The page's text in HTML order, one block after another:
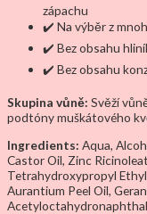
zápachu
✔️ Na výběr z
✔️ Bez obsahu
✔️ Bez obsahu
Skupina vůně: Svěží
podtóny muškátového
Ingredients: Aqua,
Castor Oil, Zinc
Tetrahydroxypropyl
Aurantium Peel Oil,